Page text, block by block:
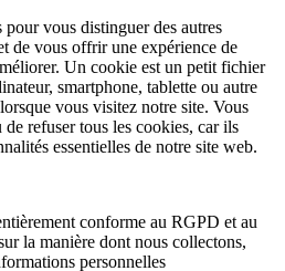
vous distinguer des autres
de vous offrir une expérience de
Un cookie est un petit fichier
smartphone, tablette ou autre
vous visitez notre site. Vous
refuser tous les cookies, car ils
essentielles de notre site web.
conforme au RGPD et au
la manière dont nous collectons,
personnelles